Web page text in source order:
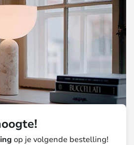
op je volgende bestelling!